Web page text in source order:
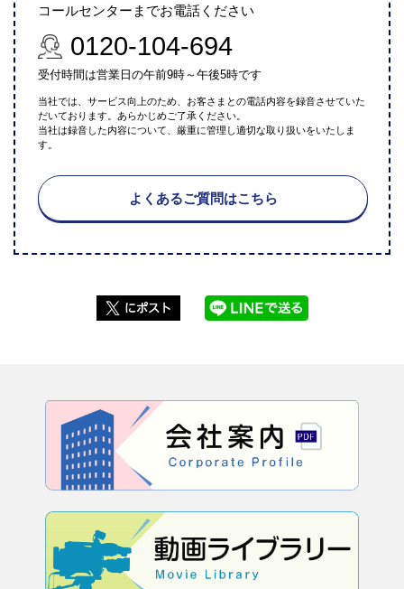
コールセンターまでお電話ください
0120-104-694
受付時間は営業日の午前9時～午後5時です
当社では、サービス向上のため、お客さまとの電話内容を録音させていた
だいております。あらかじめご了承ください。
当社は録音した内容について、厳重に管理し適切な取り扱いをいたしま
す。
よくあるご質問はこちら